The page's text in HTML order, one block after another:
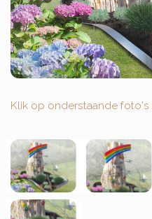
Klik op onderstaande